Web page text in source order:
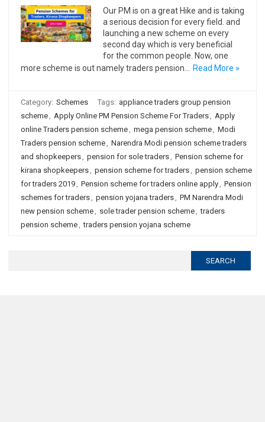
Our PM is on a great Hike and is taking
a serious decision for every field. and
launching a new scheme on every
second day which is very beneficial
for the common people. Now, one
more scheme is out namely traders pension…
Read More »
Category: Schemes Tags: appliance traders group pension
scheme, Apply Online PM Pension Scheme For Traders, Apply
online Traders pension scheme, mega pension scheme, Modi
Traders pension scheme, Narendra Modi pension scheme traders
and shopkeepers, pension for sole traders, Pension scheme for
kirana shopkeepers, pension scheme for traders, pension scheme
for traders 2019, Pension scheme for traders online apply, Pension
schemes for traders, pension yojana traders, PM Narendra Modi
new pension scheme, sole trader pension scheme, traders
pension scheme, traders pension yojana scheme